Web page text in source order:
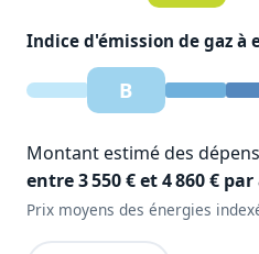
Indice d'émission de gaz à
B
Montant estimé des
entre 3 550 € et 4 860 € par
Prix moyens des énergies